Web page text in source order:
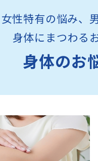
女性特有の悩み、
身体にまつわる
身体のお